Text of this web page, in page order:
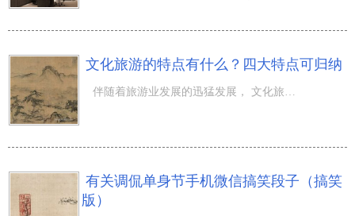
文化旅游的特点有什么？四大特点可归纳
伴随着旅游业发展的迅猛发展， 文化旅游 也刚开始遭受普遍关心。度假旅游行为主体在度假旅游全过程中会产生
有关调侃单身节手机微信搞笑段子（搞笑
版）